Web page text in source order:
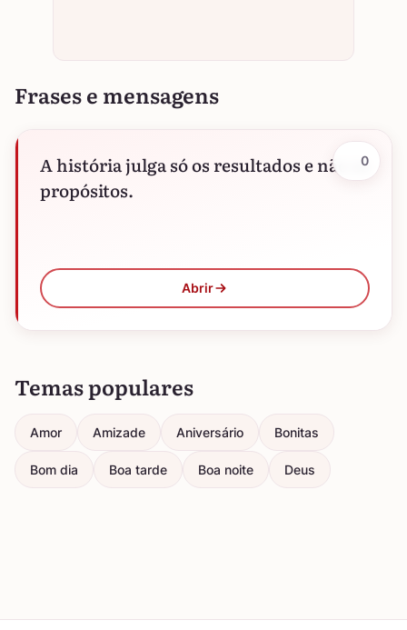
Frases e mensagens
A história julga só os resultados e não os
propósitos.
Abrir
0
Temas populares
Amor Amizade Aniversário Bonitas
Bom dia Boa tarde Boa noite Deus